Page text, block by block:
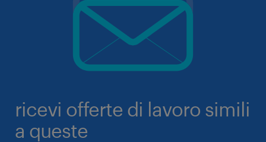
ricevi offerte di lavoro simili
a queste